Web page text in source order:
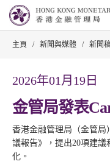
主頁 / 新聞與媒體 / 新聞
2026年01月19日
金管局發表
香港金融管理局（金管局
議報告》，提出20項建
化。